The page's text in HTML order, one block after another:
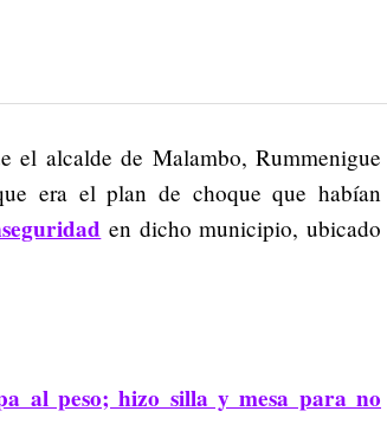
el alcalde de Malambo, Rummenigue
era el plan de choque que habían
en dicho municipio, ubicado
al peso; hizo silla y mesa para no